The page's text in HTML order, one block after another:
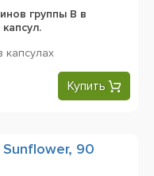
группы B в
капсулах
Купить
Sunflower, 90